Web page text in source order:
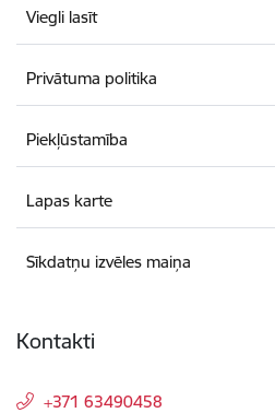
Viegli lasīt
Privātuma politika
Piekļūstamība
Lapas karte
Sīkdatņu izvēles maiņa
Kontakti
+371 63490458